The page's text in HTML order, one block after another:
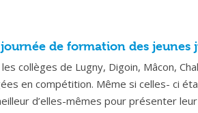
de formation des
collèges de Lugny, Digoin, Mâcon,
en compétition. Même si celles- ci
d’elles-mêmes pour présenter